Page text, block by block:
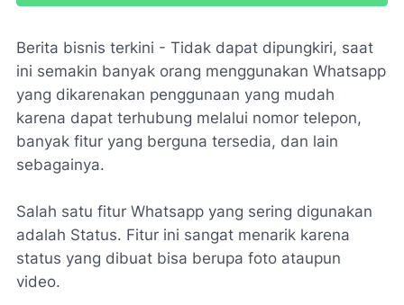
Berita bisnis terkini - Tidak dapat dipungkiri, saat
ini semakin banyak orang menggunakan Whatsapp
yang dikarenakan penggunaan yang mudah
karena dapat terhubung melalui nomor telepon,
banyak fitur yang berguna tersedia, dan lain
sebagainya.
Salah satu fitur Whatsapp yang sering digunakan
adalah Status. Fitur ini sangat menarik karena
status yang dibuat bisa berupa foto ataupun
video.